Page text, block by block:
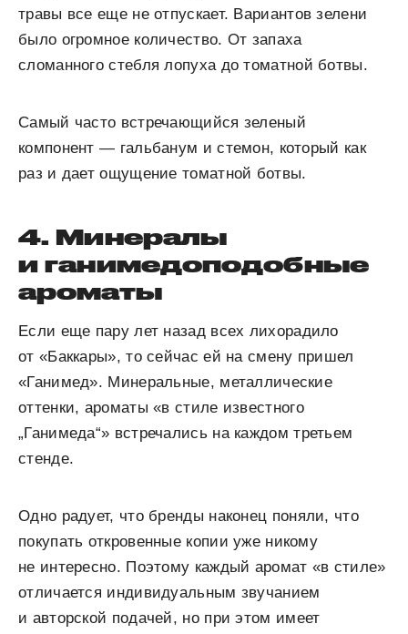
травы все еще не отпускает. Вариантов зелени
было огромное количество. От запаха
сломанного стебля лопуха до томатной ботвы.
Самый часто встречающийся зеленый
компонент — гальбанум и стемон, который как
раз и дает ощущение томатной ботвы.
4. Минералы
и ганимедоподобные
ароматы
Если еще пару лет назад всех лихорадило
от «Баккары», то сейчас ей на смену пришел
«Ганимед». Минеральные, металлические
оттенки, ароматы «в стиле известного
„Ганимеда“» встречались на каждом третьем
стенде.
Одно радует, что бренды наконец поняли, что
покупать откровенные копии уже никому
не интересно. Поэтому каждый аромат «в стиле»
отличается индивидуальным звучанием
и авторской подачей, но при этом имеет